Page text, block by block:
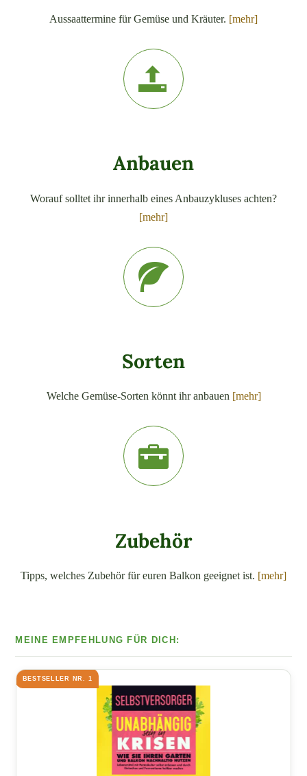
Aussaattermine für Gemüse und Kräuter. [mehr]
Anbauen
Worauf solltet ihr innerhalb eines Anbauzykluses achten?
[mehr]
Sorten
Welche Gemüse-Sorten könnt ihr anbauen [mehr]
Zubehör
Tipps, welches Zubehör für euren Balkon geeignet ist. [mehr]
BESTSELLER NR. 1